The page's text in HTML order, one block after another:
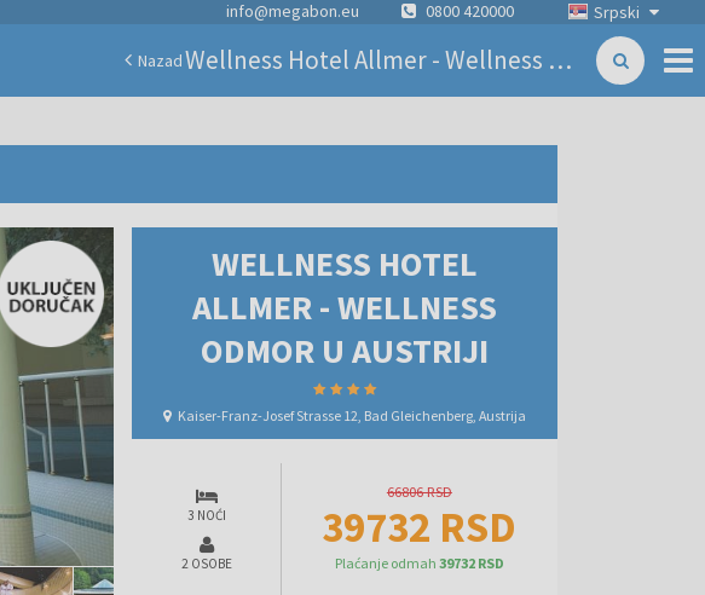
Srpski
info@megabon.eu 0800 420000
Nazad Wellness Hotel Allmer - Wellness odmor u Austriji
WELLNESS HOTEL
ALLMER - WELLNESS
ODMOR U AUSTRIJI
Kaiser-Franz-Josef Strasse 12, Bad Gleichenberg, Austrija
3 NOĆI
2 OSOBE
66806 RSD
39732 RSD
Plaćanje odmah 39732 RSD